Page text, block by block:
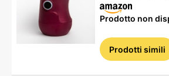
Prodotto non
Prodotti simili